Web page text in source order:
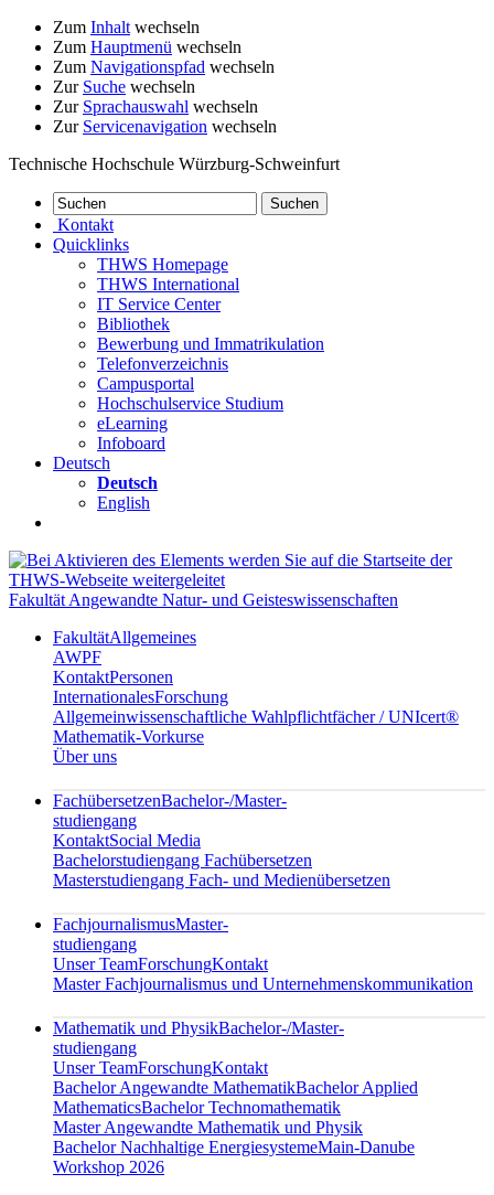
Zum Inhalt wechseln
Zum Hauptmenü wechseln
Zum Navigationspfad wechseln
Zur Suche wechseln
Zur Sprachauswahl wechseln
Zur Servicenavigation wechseln
Technische Hochschule Würzburg-Schweinfurt
Kontakt
Quicklinks
THWS Homepage
THWS International
IT Service Center
Bibliothek
Bewerbung und Immatrikulation
Telefonverzeichnis
Campusportal
Hochschulservice Studium
eLearning
Infoboard
Deutsch
Deutsch
English
Fakultät Angewandte Natur- und Geisteswissenschaften
FakultätAllgemeines
AWPF
KontaktPersonen
InternationalesForschung
Allgemeinwissenschaftliche Wahlpflichtfächer / UNIcert®
Mathematik-Vorkurse
Über uns
FachübersetzenBachelor-/Master-
studiengang
KontaktSocial Media
Bachelorstudiengang Fachübersetzen
Masterstudiengang Fach- und Medienübersetzen
FachjournalismusMaster-
studiengang
Unser TeamForschungKontakt
Master Fachjournalismus und Unternehmenskommunikation
Mathematik und PhysikBachelor-/Master-
studiengang
Unser TeamForschungKontakt
Bachelor Angewandte MathematikBachelor Applied
MathematicsBachelor Technomathematik
Master Angewandte Mathematik und Physik
Bachelor Nachhaltige EnergiesystemeMain-Danube
Workshop 2026